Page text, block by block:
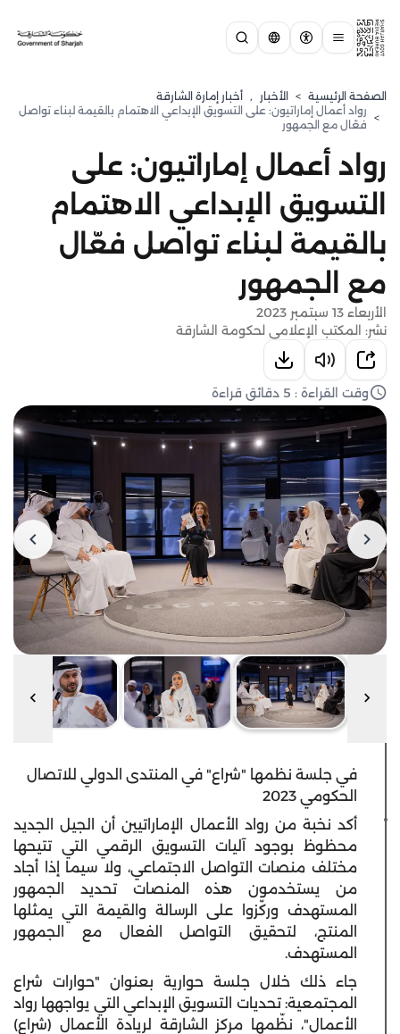
الصفحة الرئيسية > الأخبار , أخبار إمارة الشارقة
>
رواد أعمال إماراتيون: على التسويق الإبداعي الاهتمام بالقيمة لبناء تواصل
فعّال مع الجمهور
رواد أعمال إماراتيون: على
التسويق الإبداعي الاهتمام
بالقيمة لبناء تواصل فعّال
مع الجمهور
الأربعاء 13 سبتمبر 2023
نشر: المكتب الإعلامي لحكومة الشارقة
وقت القراءة : 5 دقائق قراءة
في جلسة نظمها "شراع" في المنتدى الدولي للاتصال
الحكومي 2023
أكد نخبة من رواد الأعمال الإماراتيين أن الجيل الجديد
محظوظ بوجود آليات التسويق الرقمي التي تتيحها
مختلف منصات التواصل الاجتماعي، ولا سيما إذا أجاد
من يستخدمون هذه المنصات تحديد الجمهور
المستهدف وركّزوا على الرسالة والقيمة التي يمثلها
المنتج، لتحقيق التواصل الفعال مع الجمهور
المستهدف.
جاء ذلك خلال جلسة حوارية بعنوان "حوارات شراع
المجتمعية: تحديات التسويق الإبداعي التي يواجهها رواد
الأعمال"، نظّمها مركز الشارقة لريادة الأعمال (شراع)